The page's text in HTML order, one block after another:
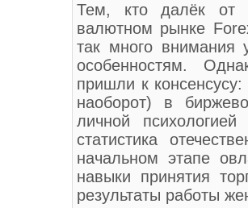
Тем, кто далёк от
валютном рынке
так много внимания
особенностям.
пришли к
наоборот) в
личной
статистика
начальном этапе
навыки принятия
результаты работы